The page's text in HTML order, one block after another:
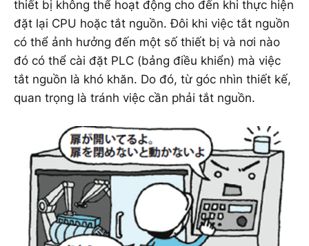
thiết bị không thể hoạt động cho đến khi thực hiện
đặt lại CPU hoặc tắt nguồn. Đôi khi việc tắt nguồn
có thể ảnh hưởng đến một số thiết bị và nơi nào
đó có thể cài đặt PLC (bảng điều khiển) mà việc
tắt nguồn là khó khăn. Do đó, từ góc nhìn thiết kế,
quan trọng là tránh việc cần phải tắt nguồn.